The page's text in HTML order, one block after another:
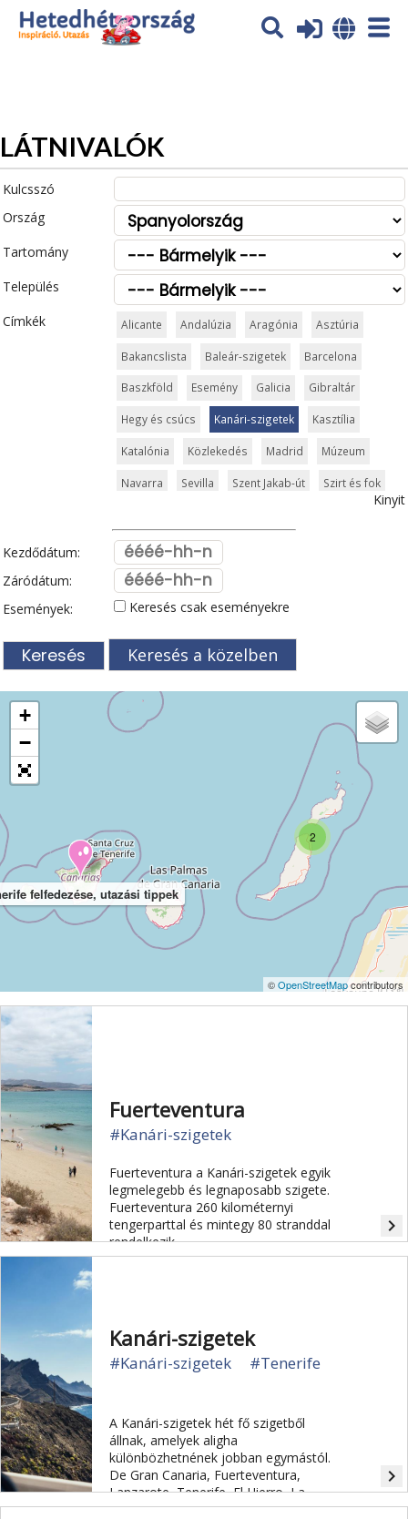
Az oldal sütiket (cookies) használ. További tájékoztatás itt:
Adatvédelmi tájékoztató
LÁTNIVALÓK
Kulcsszó
Ország
Tartomány
Település
Címkék
Alicante Andalúzia Aragónia Asztúria
Bakancslista Baleár-szigetek Barcelona
Baszkföld Esemény Galicia Gibraltár
Hegy és csúcs Kanári-szigetek Kasztília
Katalónia Közlekedés Madrid Múzeum
Navarra Sevilla Szent Jakab-út Szirt és fok
Valencia Vár és kastély
Vidámpark Világörökség
Kinyit
Kezdődátum:
Záródátum:
Események:
Keresés csak eseményekre
Keresés a közelben
2
felfedezése, utazási tippek
+
−
©OpenStreetMapcontributors
Fuerteventura
#Kanári-szigetek
Fuerteventura a Kanári-szigetek egyik
legmelegebb és legnaposabb szigete.
Fuerteventura 260 kilométernyi
tengerparttal és mintegy 80 stranddal
rendelkezik.
navigate_next
Kanári-szigetek
#Kanári-szigetek #Tenerife
A Kanári-szigetek hét fő szigetből
állnak, amelyek aligha
különbözhetnének jobban egymástól.
De Gran Canaria, Fuerteventura,
Lanzarote, Tenerife, El Hierro, La
Gomera és La Palma egy dolog
navigate_next